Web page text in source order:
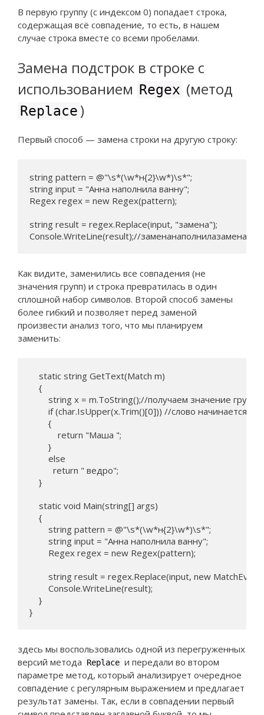
В первую группу (с индексом 0) попадает строка,
содержащая всё совпадение, то есть, в нашем
случае строка вместе со всеми пробелами.
Замена подстрок в строке с
использованием Regex (метод
Replace)
Первый способ — замена строки на другую строку:
string pattern = @"\s*(\w*н{2}\w*)\s*";
string input = "Анна наполнила ванну";
Regex regex = new Regex(pattern);
string result = regex.Replace(input, "замена");
Console.WriteLine(result);//заменанаполнилазамена
Как видите, заменились все совпадения (не
значения групп) и строка превратилась в один
сплошной набор символов. Второй способ замены
более гибкий и позволяет перед заменой
произвести анализ того, что мы планируем
заменить:
    static string GetText(Match m)
    {
        string x = m.ToString();//получаем значение группы
if (char.IsUpper(x.Trim()[0])) //слово начинается
        {
            return "Маша ";
        }
        else
          return " ведро";
    }
    static void Main(string[] args)
    {
        string pattern = @"\s*(\w*н{2}\w*)\s*";
        string input = "Анна наполнила ванну";
        Regex regex = new Regex(pattern);
string result = regex.Replace(input, new
        Console.WriteLine(result);
    }
}
здесь мы воспользовались одной из перегруженных
версий метода
Replace и передали во втором
параметре метод, который анализирует очередное
совпадение с регулярным выражением и предлагает
результат замены. Так, если в совпадении первый